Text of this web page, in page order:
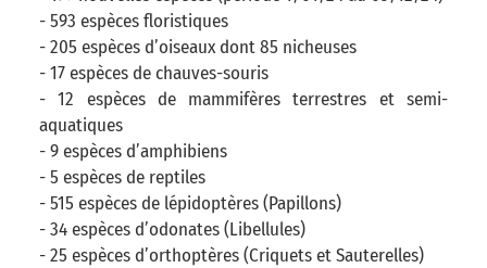
- 593 espèces floristiques
- 205 espèces d’oiseaux dont 85 nicheuses
- 17 espèces de chauves-souris
- 12 espèces de mammifères terrestres et semi-
aquatiques
- 9 espèces d’amphibiens
- 5 espèces de reptiles
- 515 espèces de lépidoptères (Papillons)
- 34 espèces d’odonates (Libellules)
- 25 espèces d’orthoptères (Criquets et Sauterelles)